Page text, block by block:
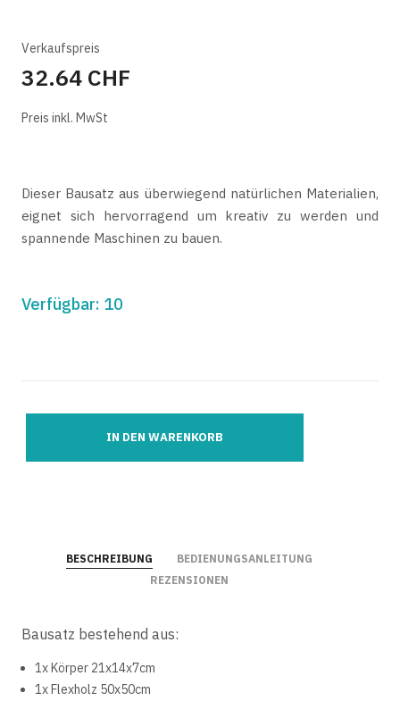
Verkaufspreis
32.64 CHF
Preis inkl. MwSt
Dieser Bausatz aus überwiegend natürlichen Materialien,
eignet sich hervorragend um kreativ zu werden und
spannende Maschinen zu bauen.
Verfügbar: 10
BESCHREIBUNG
BEDIENUNGSANLEITUNG
REZENSIONEN
Bausatz bestehend aus:
1x Körper 21x14x7cm
1x Flexholz 50x50cm